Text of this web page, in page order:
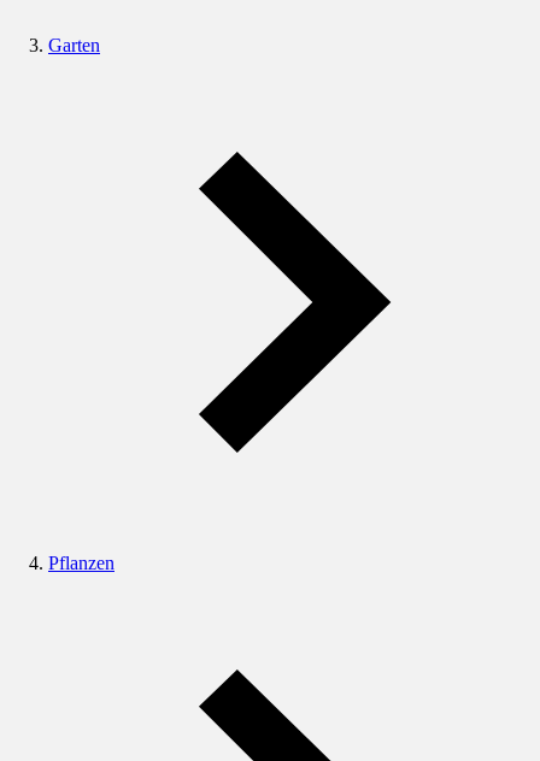
Garten
Pflanzen